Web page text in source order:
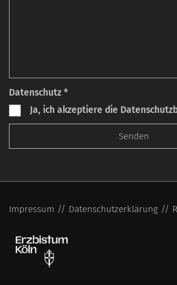
Datenschutz *
Ja, ich akzeptiere die
Impressum Datenschutzerklärung